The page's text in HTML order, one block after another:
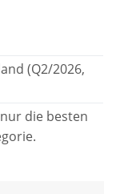
(Q2/2026,
die besten